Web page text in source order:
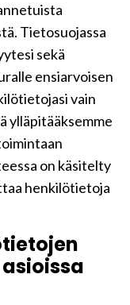
Tietosuojassa
sekä
ensiarvoisen
vain
ylläpitääksemme
on käsitelty
henkilötietoja